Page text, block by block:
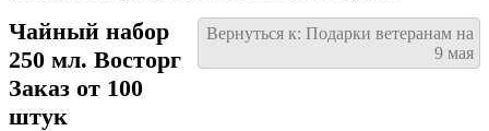
Вернуться к: Подарки ветеранам на
9 мая
Чайный набор
250 мл. Восторг
Заказ от 100
штук